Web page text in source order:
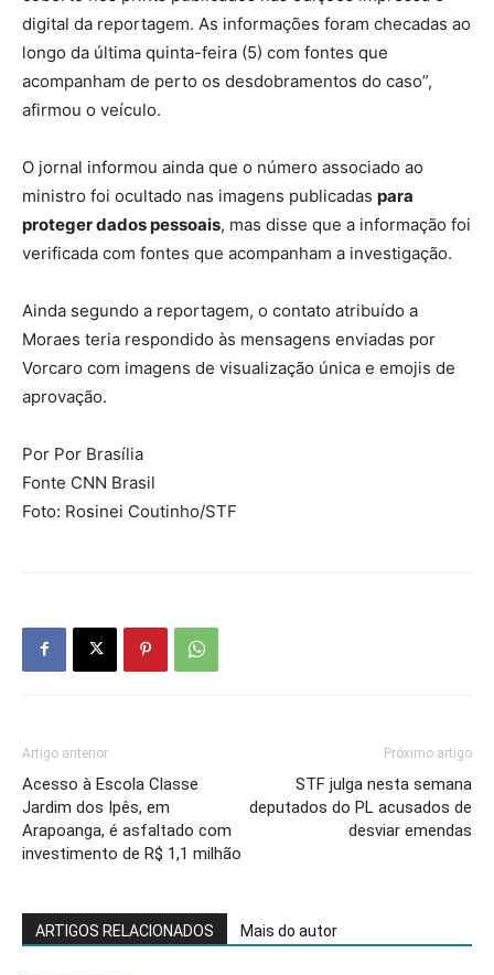
digital da reportagem. As informações foram checadas ao
longo da última quinta-feira (5) com fontes que
acompanham de perto os desdobramentos do caso”,
afirmou o veículo.
O jornal informou ainda que o número associado ao
ministro foi ocultado nas imagens publicadas para
proteger dados pessoais, mas disse que a informação foi
verificada com fontes que acompanham a investigação.
Ainda segundo a reportagem, o contato atribuído a
Moraes teria respondido às mensagens enviadas por
Vorcaro com imagens de visualização única e emojis de
aprovação.
Por Por Brasília
Fonte CNN Brasil
Foto: Rosinei Coutinho/STF
Artigo anterior
Acesso à Escola Classe
Jardim dos Ipês, em
Arapoanga, é asfaltado com
investimento de R$ 1,1 milhão
Próximo artigo
STF julga nesta semana
deputados do PL acusados de
desviar emendas
ARTIGOS RELACIONADOS Mais do autor